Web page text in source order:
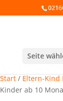
Seite
Start / Eltern-Kind
Kinder ab 10